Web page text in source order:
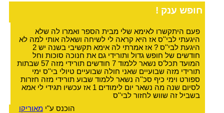
חופש ענק !
פעם היתקשרו לאימא שלי מבית הספר ואמרו לה שלא
היגעתי לבי''ס אז היא קראה לי לשיחה ושאלה אותי למה לא
היגעת לבי''ס ? אז אמרתי לה אימא תקשיבי בשנה יש 2
חודשים של חופש גדול ותורידי גם את חנוכה סוכות וחל
המועד תכל'ס נשאר ללמוד 7 חודשים תורידי מזה 57 שבתות
תורידי מזה שבועיים שאני חולה שבועיים טיולי בי''ס ימי
ספורט וימי כיף סכ''ה נשאר ללמוד שבוע תורידי מזה חזרות
לסיום שנה מה נשאר יום לימודים 1 אז עכשיו תגידי לי אמא
בשביל זה שווש לחזור לבי''ס
הוכנס ע"ימאוריקו